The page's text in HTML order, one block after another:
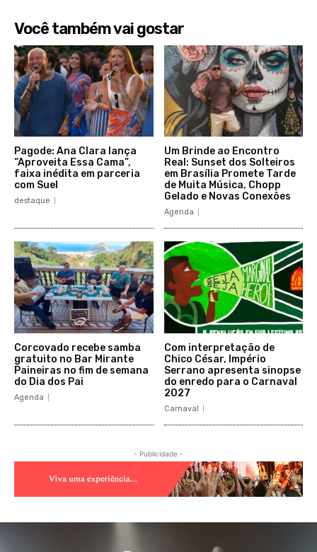
Você também vai gostar
Pagode: Ana Clara lança
“Aproveita Essa Cama”,
faixa inédita em parceria
com Suel
destaque
Um Brinde ao Encontro
Real: Sunset dos Solteiros
em Brasília Promete Tarde
de Muita Música, Chopp
Gelado e Novas Conexões
Agenda
Corcovado recebe samba
gratuito no Bar Mirante
Paineiras no fim de semana
do Dia dos Pai
Agenda
Com interpretação de
Chico César, Império
Serrano apresenta sinopse
do enredo para o Carnaval
2027
Carnaval
- Publicidade -